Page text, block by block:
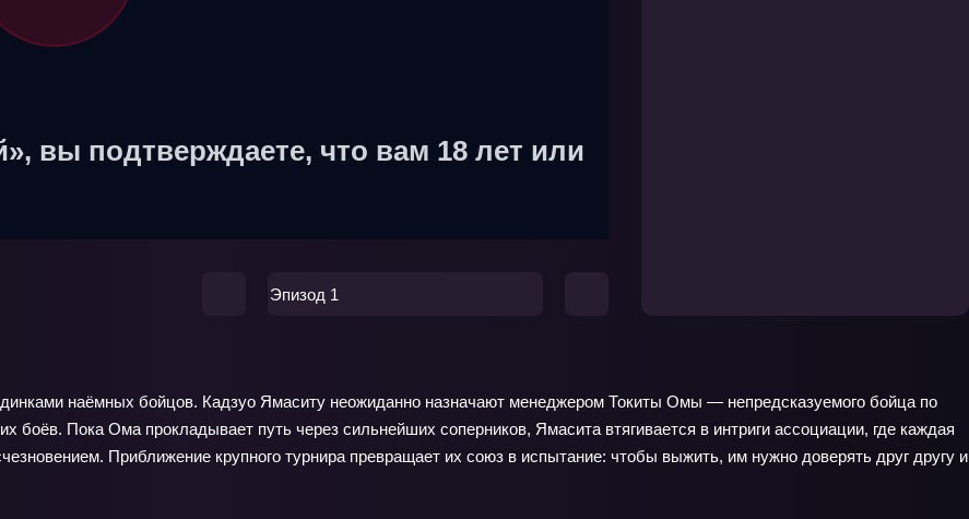
вы подтверждаете, что вам 18 лет или
Эпизод 1
наёмных бойцов. Кадзуо Ямаситу неожиданно назначают менеджером Токиты Омы — непредсказуемого бойца по
боёв. Пока Ома прокладывает путь через сильнейших соперников, Ямасита втягивается в интриги ассоциации, где каждая
Приближение крупного турнира превращает их союз в испытание: чтобы выжить, им нужно доверять друг другу и